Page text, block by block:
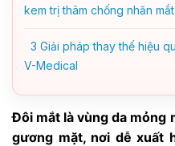
kem trị thâm chống nhăn
3 Giải pháp thay thế hiệu
V-Medical
Đôi mắt là vùng da mỏng
gương mặt, nơi dễ xuất